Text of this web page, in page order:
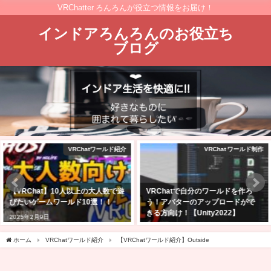
VRChatter ろんろんが役立つ情報をお届け！
インドアろんろんのお役立ち
ブログ
VRChat ワールド制作
VRChatで自分のワールドを作ろ
う！アバターのアップロードがで
きる方向け！【Unity2022】
amazon
2025年Amazonブラックフライデ
ーセール商品はどれ？私の気にな
ったセール品を紹介
ホーム VRChatワールド紹介 【VRChatワールド紹介】Outside